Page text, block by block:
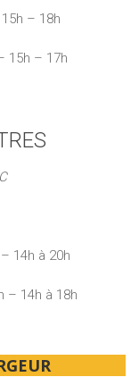
– 18h
15h – 17h
14h à 20h
– 14h à 18h